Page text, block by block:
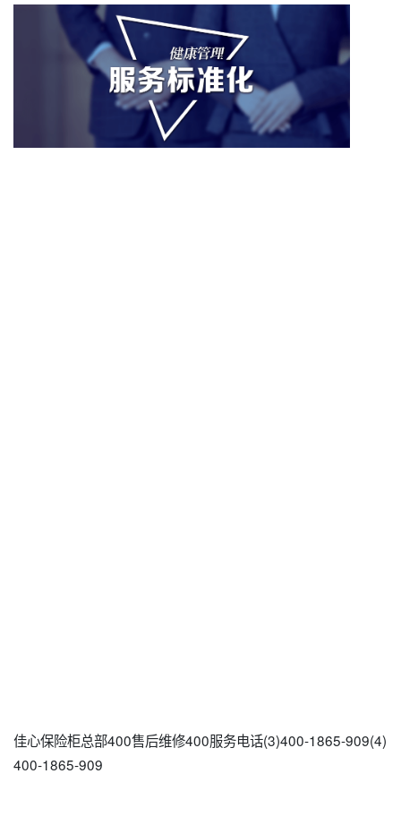
佳心保险柜总部400售后维修400服务电话(3)400-1865-909(4)
400-1865-909